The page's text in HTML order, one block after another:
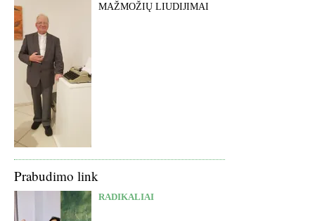
MAŽMOŽIŲ LIUDIJIMAI
Prabudimo link
RADIKALIAI